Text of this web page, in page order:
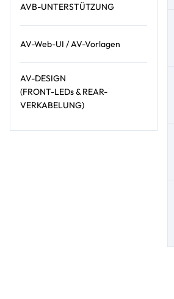
AVB-UNTERSTÜTZUNG
AV-Web-UI / AV-Vorlagen
AV-DESIGN
(FRONT-LEDs & REAR-
VERKABELUNG)